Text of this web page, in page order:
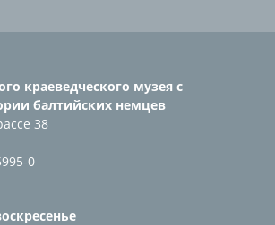
краеведческого музея с
балтийских немцев
38
0